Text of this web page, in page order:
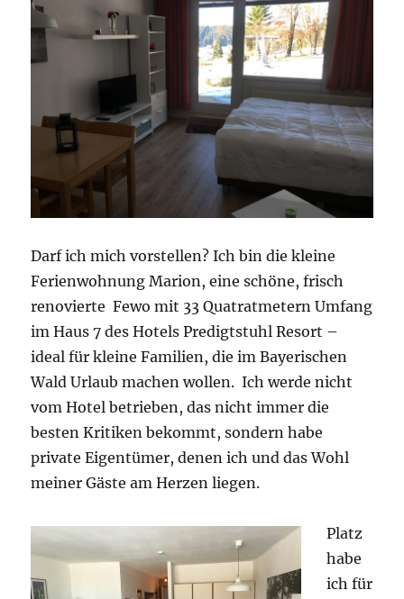
Darf ich mich vorstellen? Ich bin die kleine
Ferienwohnung Marion, eine schöne, frisch
renovierte Fewo mit 33 Quatratmetern Umfang
im Haus 7 des Hotels Predigtstuhl Resort –
ideal für kleine Familien, die im Bayerischen
Wald Urlaub machen wollen. Ich werde nicht
vom Hotel betrieben, das nicht immer die
besten Kritiken bekommt, sondern habe
private Eigentümer, denen ich und das Wohl
meiner Gäste am Herzen liegen.
Platz
habe
ich für